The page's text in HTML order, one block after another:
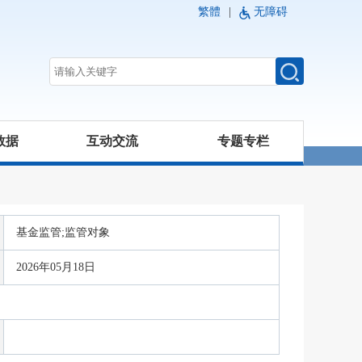
繁體 无障碍
据 互动交流 专题专栏
基金监管;监管对象
2026年05月18日